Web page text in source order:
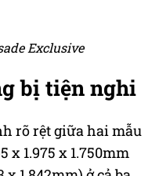
Exclusive
bị tiện nghi
rõ rệt giữa hai mẫu
x 1.975 x 1.750mm